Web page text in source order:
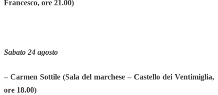
Francesco, ore 21.00)
Sabato 24 agosto
– Carmen Sottile (Sala del marchese – Castello dei Ventimiglia,
ore 18.00)